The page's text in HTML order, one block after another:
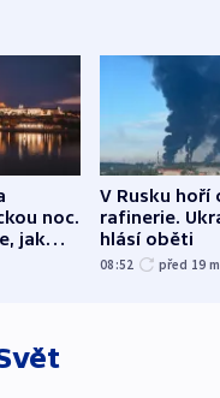
noc.
jak
V Rusku hoří
rafinerie.
hlásí oběti
08:52 před 19 m